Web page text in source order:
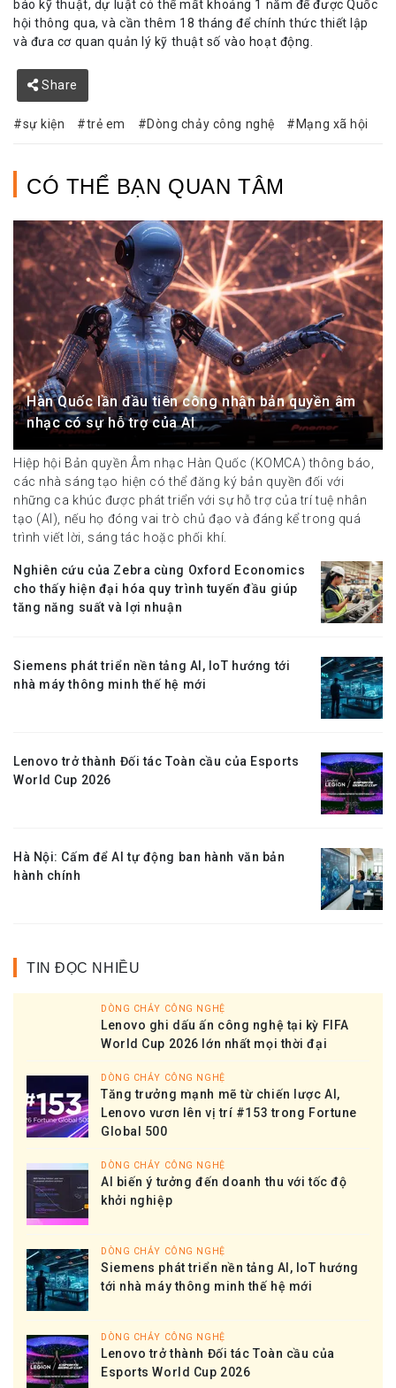
báo kỹ thuật, dự luật có thể mất khoảng 1 năm để được Quốc
hội thông qua, và cần thêm 18 tháng để chính thức thiết lập
và đưa cơ quan quản lý kỹ thuật số vào hoạt động.
Share
sự kiện trẻ em Dòng chảy công nghệ Mạng xã hội
CÓ THỂ BẠN QUAN TÂM
Hàn Quốc lần đầu tiên công nhận bản quyền âm
nhạc có sự hỗ trợ của AI
Hiệp hội Bản quyền Âm nhạc Hàn Quốc (KOMCA) thông báo,
các nhà sáng tạo hiện có thể đăng ký bản quyền đối với
những ca khúc được phát triển với sự hỗ trợ của trí tuệ nhân
tạo (AI), nếu họ đóng vai trò chủ đạo và đáng kể trong quá
trình viết lời, sáng tác hoặc phối khí.
Nghiên cứu của Zebra cùng Oxford Economics
cho thấy hiện đại hóa quy trình tuyến đầu giúp
tăng năng suất và lợi nhuận
Siemens phát triển nền tảng AI, IoT hướng tới
nhà máy thông minh thế hệ mới
Lenovo trở thành Đối tác Toàn cầu của Esports
World Cup 2026
Hà Nội: Cấm để AI tự động ban hành văn bản
hành chính
TIN ĐỌC NHIỀU
DÒNG CHẢY CÔNG NGHỆ
Lenovo ghi dấu ấn công nghệ tại kỳ FIFA
World Cup 2026 lớn nhất mọi thời đại
DÒNG CHẢY CÔNG NGHỆ
Tăng trưởng mạnh mẽ từ chiến lược AI,
Lenovo vươn lên vị trí #153 trong Fortune
Global 500
DÒNG CHẢY CÔNG NGHỆ
AI biến ý tưởng đến doanh thu với tốc độ
khởi nghiệp
DÒNG CHẢY CÔNG NGHỆ
Siemens phát triển nền tảng AI, IoT hướng
tới nhà máy thông minh thế hệ mới
DÒNG CHẢY CÔNG NGHỆ
Lenovo trở thành Đối tác Toàn cầu của
Esports World Cup 2026